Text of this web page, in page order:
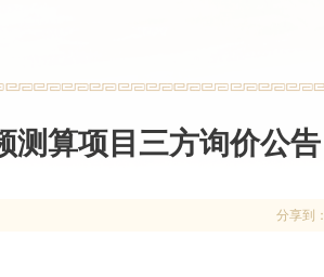
测算项目三方询价公告
分享到：